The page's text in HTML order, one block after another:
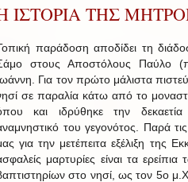
ΙΣΤΟΡΙΑ ΤΗΣ
παράδοση αποδίδει τη
στους Αποστόλους Παύλο
Για τον πρώτο μάλιστα
σε παραλία κάτω από το
και ιδρύθηκε την
του γεγονότος. Παρά
για την μετέπειτα εξέλιξη της
μαρτυρίες είναι τα
στο νησί, ως τον 5ο